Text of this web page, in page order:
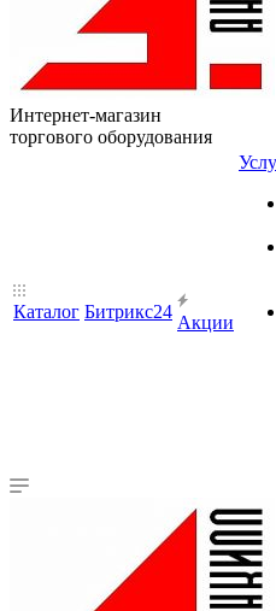
Интернет-магазин
торгового оборудования
Каталог Битрикс24
Акции